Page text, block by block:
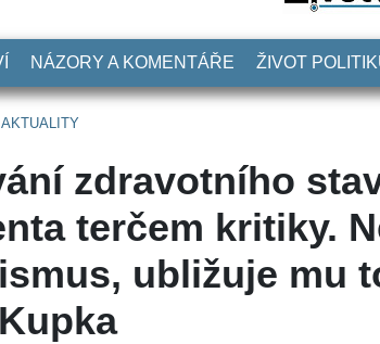
NÁZORY A KOMENTÁŘE ŽIVOT
AKTUALITY
zdravotního
terčem kritiky.
ubližuje mu